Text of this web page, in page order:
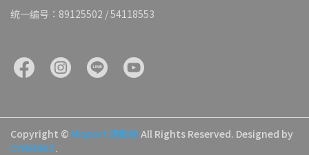
统一编号：89125502 / 54118553
Copyright © Misport 運動迷All Rights Reserved. Designed by
CYBERBIZ.